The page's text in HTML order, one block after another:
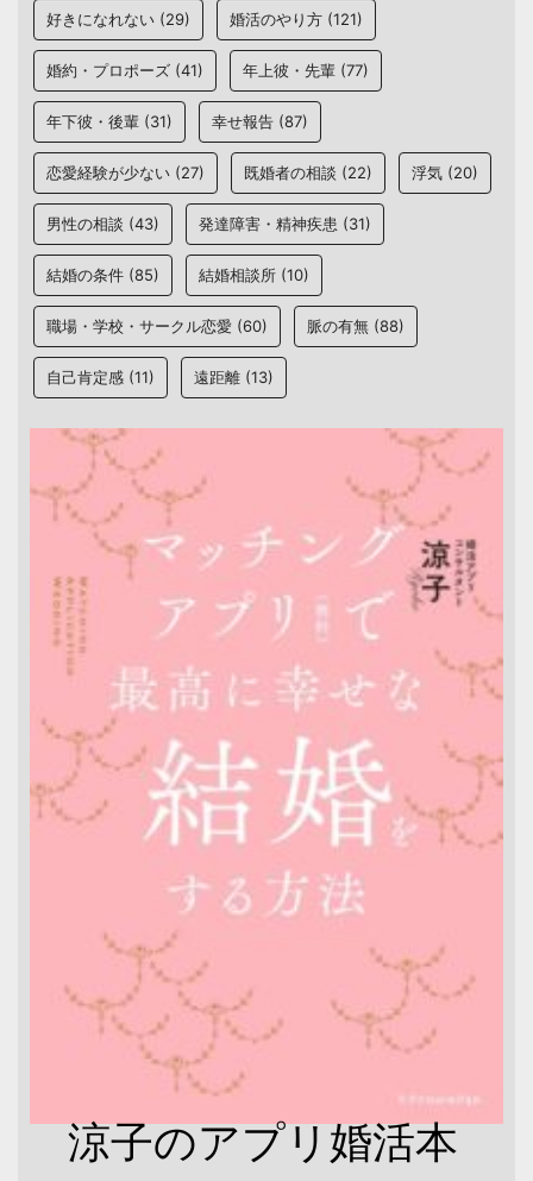
好きになれない (29) 婚活のやり方 (121)
婚約・プロポーズ (41) 年上彼・先輩 (77)
年下彼・後輩 (31) 幸せ報告 (87)
恋愛経験が少ない (27) 既婚者の相談 (22) 浮気 (20)
男性の相談 (43) 発達障害・精神疾患 (31)
結婚の条件 (85) 結婚相談所 (10)
職場・学校・サークル恋愛 (60) 脈の有無 (88)
自己肯定感 (11) 遠距離 (13)
涼子のアプリ婚活本